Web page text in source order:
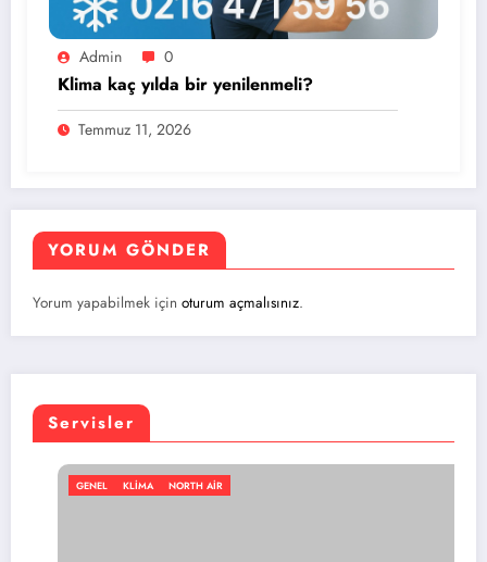
Admin 0
Klima kaç yılda bir yenilenmeli?
Temmuz 11, 2026
YORUM GÖNDER
Yorum yapabilmek için oturum açmalısınız.
Servisler